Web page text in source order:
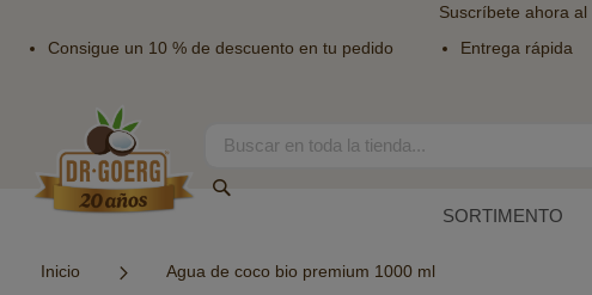
Suscríbete ahora al
Consigue un 10 % de descuento en tu pedido
Entrega rápida
contenido
Search
SORTIMENTO
Inicio Agua de coco bio premium 1000 ml